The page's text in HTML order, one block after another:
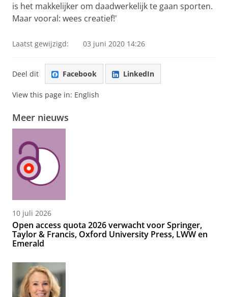
is het makkelijker om daadwerkelijk te gaan sporten.
Maar vooral: wees creatief!'
Laatst gewijzigd: 03 juni 2020 14:26
Deel dit Facebook LinkedIn
View this page in: English
Meer nieuws
10 juli 2026
Open access quota 2026 verwacht voor Springer,
Taylor & Francis, Oxford University Press, LWW en
Emerald